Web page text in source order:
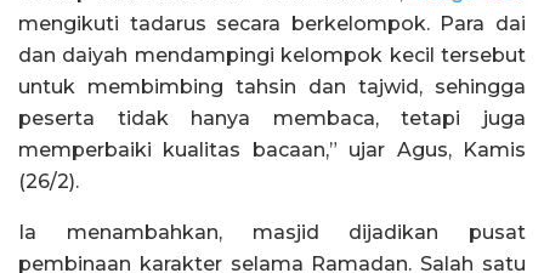
mengikuti tadarus secara berkelompok. Para dai
dan daiyah mendampingi kelompok kecil tersebut
untuk membimbing tahsin dan tajwid, sehingga
peserta tidak hanya membaca, tetapi juga
memperbaiki kualitas bacaan,” ujar Agus, Kamis
(26/2).
Ia menambahkan, masjid dijadikan pusat
pembinaan karakter selama Ramadan. Salah satu